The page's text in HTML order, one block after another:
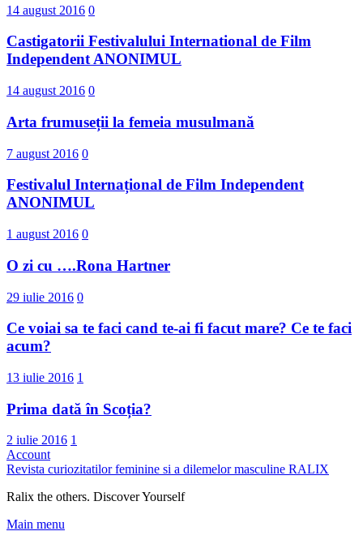
14 august 2016 0
Castigatorii Festivalului International d​e Film
Independent ANONIMUL
14 august 2016 0
Arta frumuseții la femeia musulmană
7 august 2016 0
Festivalul Internațional de Film Independent
ANONIMUL
1 august 2016 0
O zi cu ….Rona Hartner
29 iulie 2016 0
Ce voiai sa te faci cand te-ai fi facut mare? Ce te faci
acum?
13 iulie 2016 1
Prima dată în Scoția?
2 iulie 2016 1
Account
Revista curiozitatilor feminine si a dilemelor masculine RALIX
Ralix the others. Discover Yourself
Main menu